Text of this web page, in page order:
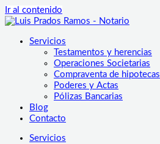
Ir al contenido
Servicios
Testamentos y herencias
Operaciones Societarias
Compraventa de hipotecas
Poderes y Actas
Pólizas Bancarias
Blog
Contacto
Servicios